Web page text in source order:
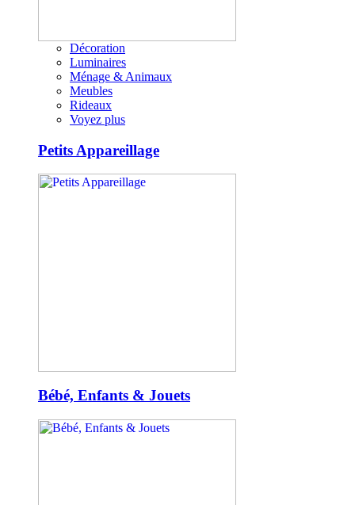
Décoration
Luminaires
Ménage & Animaux
Meubles
Rideaux
Voyez plus
Petits Appareillage
Bébé, Enfants & Jouets